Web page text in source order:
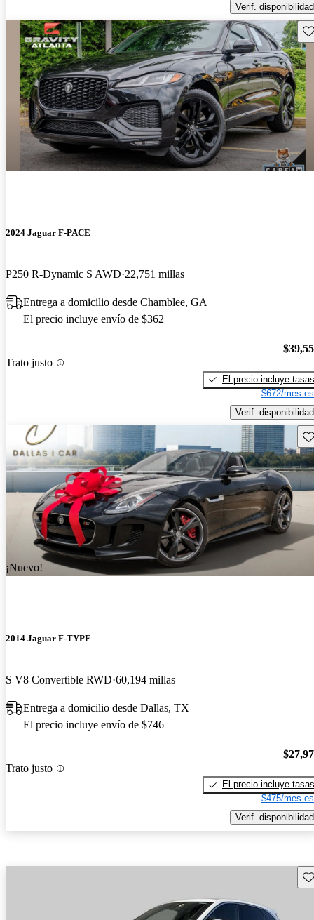
Verif. disponibilidad
2024 Jaguar F-PACE
P250 R-Dynamic S AWD 22,751 millas
Entrega a domicilio desde Chamblee, GA
El precio incluye envío de $362
Trato justo
El precio incluye tasas
$672/mes
Verif. disponibilidad
¡Nuevo!
2014 Jaguar F-TYPE
S V8 Convertible RWD 60,194 millas
Entrega a domicilio desde Dallas, TX
El precio incluye envío de $746
Trato justo
El precio incluye tasas
$475/mes
Verif. disponibilidad